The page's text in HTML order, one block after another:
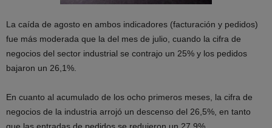
La caída de agosto en ambos indicadores (facturación y pedidos)
fue más moderada que la del mes de julio, cuando la cifra de
negocios del sector industrial se contrajo un 25% y los pedidos
bajaron un 26,1%.
En cuanto al acumulado de los ocho primeros meses, la cifra de
negocios de la industria arrojó un descenso del 26,5%, en tanto